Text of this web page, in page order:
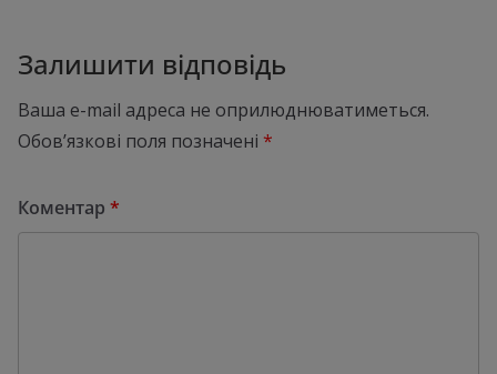
Залишити відповідь
Ваша e-mail адреса не оприлюднюватиметься.
Обов’язкові поля позначені *
Коментар *